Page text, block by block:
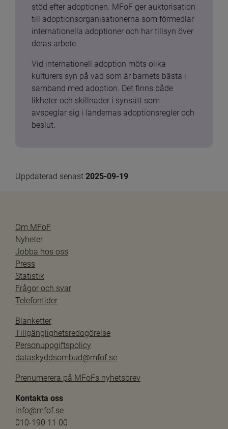
stöd efter adoptionen. MFoF ger auktorisation
till adoptionsorganisationerna som förmedlar
internationella adoptioner och har tillsyn över
deras arbete.
Vid internationell adoption möts olika
kulturers syn på vad som är barnets bästa i
samband med adoption. Det finns både
likheter och skillnader i synsätt som
avspeglar sig i ländernas adoptionsregler och
beslut.
Uppdaterad senast 2025-09-19
Om MFoF
Nyheter
Jobba hos oss
Press
Statistik
Frågor och svar
Telefontider
Blanketter
Tillgänglighetsredogörelse
Personuppgiftspolicy
dataskyddsombud@mfof.se
Prenumerera på MFoFs nyhetsbrev
Kontakta oss
info@mfof.se
010-190 11 00